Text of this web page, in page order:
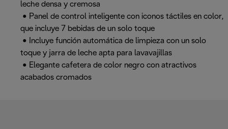
leche densa y cremosa
• Panel de control inteligente con iconos táctiles en color,
que incluye 7 bebidas de un solo toque
• Incluye función automática de limpieza con un solo
toque y jarra de leche apta para lavavajillas
• Elegante cafetera de color negro con atractivos
acabados cromados